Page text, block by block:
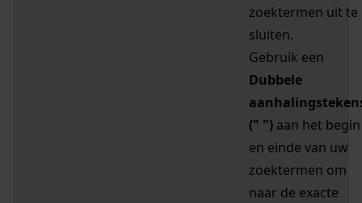
zoektermen uit te
sluiten.
Gebruik een
Dubbele
(" ") aan het begin
en einde van uw
zoektermen om
naar de exacte